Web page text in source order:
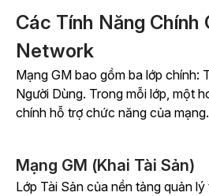
Các Tính Năng Chính
Network
Mạng GM bao gồm ba lớp chính:
Người Dùng. Trong mỗi lớp, một
chính hỗ trợ chức năng của mạng.
Mạng GM (Khai Tài Sản)
Lớp Tài Sản của nền tảng quản